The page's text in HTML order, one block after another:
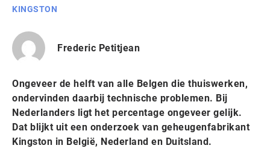
KINGSTON
Frederic Petitjean
Ongeveer de helft van alle Belgen die thuiswerken,
ondervinden daarbij technische problemen. Bij
Nederlanders ligt het percentage ongeveer gelijk.
Dat blijkt uit een onderzoek van geheugenfabrikant
Kingston in België, Nederland en Duitsland.